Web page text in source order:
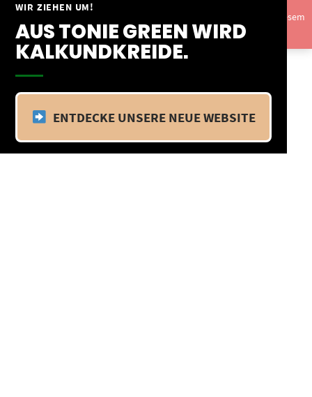
WIR ZIEHEN UM!
AUS TONIE GREEN WIRD
KALKUNDKREIDE.
ENTDECKE UNSERE NEUE WEBSITE
Springe
Inhalt
Vom 09.04.25 - 20.04.25 befinden wir uns im Betriebsurlaub. In diesem
Zeitraum findet kein Versand statt.Ausblenden